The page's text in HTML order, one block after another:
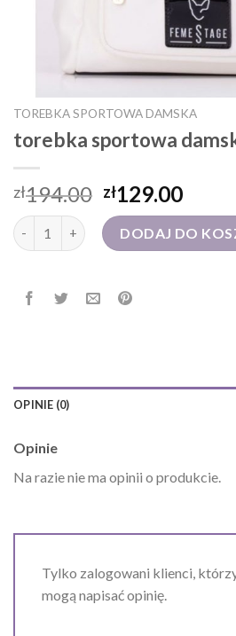
TOREBKA SPORTOWA DAMSKA
torebka sportowa
zł194.00 zł129.00
ilość torebka sportowa damska
DODAJ DO
OPINIE (0)
Opinie
Na razie nie ma opinii o produkcie.
Tylko zalogowani klienci,
mogą napisać opinię.